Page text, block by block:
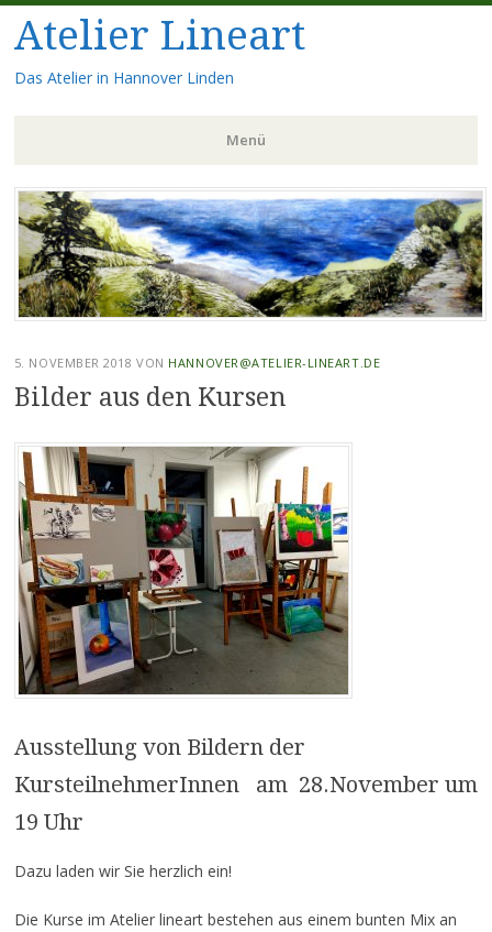
Atelier Lineart
Das Atelier in Hannover Linden
Menü
Zum
Inhalt
springen
5. NOVEMBER 2018 VON HANNOVER@ATELIER-LINEART.DE
Bilder aus den Kursen
Ausstellung von Bildern der
KursteilnehmerInnen am 28.November um
19 Uhr
Dazu laden wir Sie herzlich ein!
Die Kurse im Atelier lineart bestehen aus einem bunten Mix an